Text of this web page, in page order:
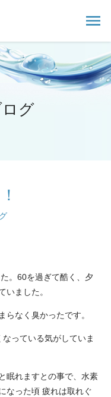
グ
。60を過ぎて酷く、夕
いました。
らなく臭かったです。
っている気がしていま
眠れますとの事で、水素
なった頃 疲れは取れぐ